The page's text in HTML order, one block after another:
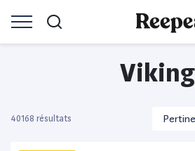
Viking
40168 résultats